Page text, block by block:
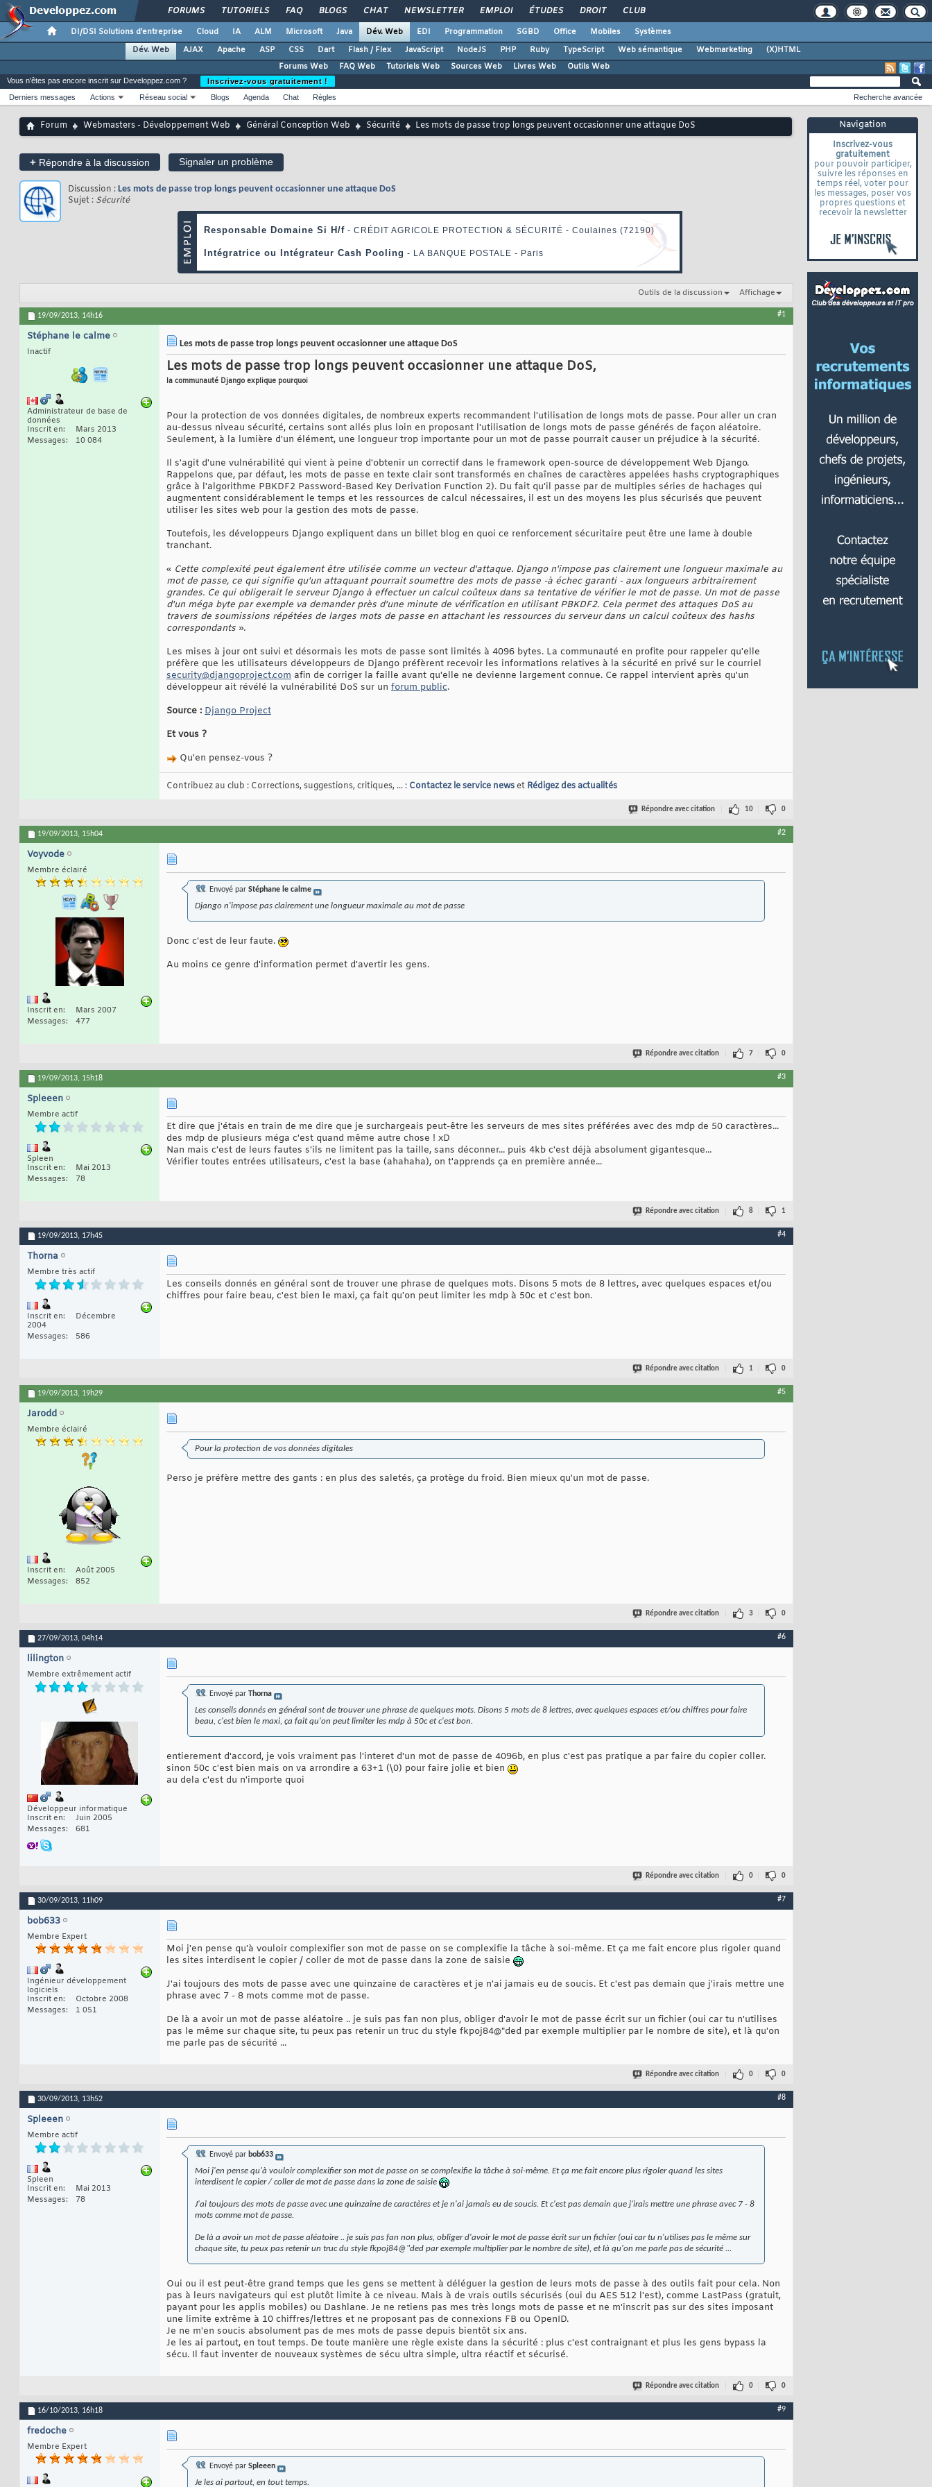
FORUMS TUTORIELS FAQ BLOGS CHAT NEWSLETTER EMPLOI ÉTUDES DROIT CLUB
DI/DSI Solutions d'entreprise Cloud IA ALM Microsoft Java Dév. Web EDI Programmation SGBD Office Mobiles
Systèmes
Dév. Web
AJAX Apache ASP CSS Dart Flash / Flex JavaScript NodeJS PHP Ruby TypeScript Web sémantique Webmarketing
(X)HTML
Forums Web
FAQ Web Tutoriels Web Sources Web Livres Web Outils Web
Navigation
Inscrivez-vous
gratuitement
pour pouvoir participer,
suivre les réponses en
temps réel, voter pour
les messages, poser vos
propres questions et
recevoir la newsletter
Vous n'êtes pas encore inscrit sur Developpez.com ?
Inscrivez-vous gratuitement !
Derniers messages
Actions Réseau social Blogs Agenda Chat Règles Recherche avancée
Forum Webmasters - Développement Web Général Conception Web Sécurité Les mots de passe trop longs peuvent occasionner une attaque DoS
+ Répondre à la discussion Signaler un problème
Discussion : Les mots de passe trop longs peuvent occasionner une attaque DoS
Sujet : Sécurité
Outils de la discussion Affichage
19/09/2013, 14h16 #1
Stéphane le calme
Inactif
Administrateur de base de
données
Inscrit en
Mars 2013
Messages
10 084
Les mots de passe trop longs peuvent occasionner une attaque DoS
Les mots de passe trop longs peuvent occasionner une attaque DoS,
la communauté Django explique pourquoi
Pour la protection de vos données digitales, de nombreux experts recommandent l'utilisation de longs mots de passe. Pour aller un cran
au-dessus niveau sécurité, certains sont allés plus loin en proposant l'utilisation de longs mots de passe générés de façon aléatoire.
Seulement, à la lumière d'un élément, une longueur trop importante pour un mot de passe pourrait causer un préjudice à la sécurité.
Il s'agit d'une vulnérabilité qui vient à peine d'obtenir un correctif dans le framework open-source de développement Web Django.
Rappelons que, par défaut, les mots de passe en texte clair sont transformés en chaînes de caractères appelées hashs cryptographiques
grâce à l'algorithme PBKDF2 Password-Based Key Derivation Function 2). Du fait qu'il passe par de multiples séries de hachages qui
augmentent considérablement le temps et les ressources de calcul nécessaires, il est un des moyens les plus sécurisés que peuvent
utiliser les sites web pour la gestion des mots de passe.
Toutefois, les développeurs Django expliquent dans un billet blog en quoi ce renforcement sécuritaire peut être une lame à double
tranchant.
« Cette complexité peut également être utilisée comme un vecteur d'attaque. Django n'impose pas clairement une longueur maximale au
mot de passe, ce qui signifie qu'un attaquant pourrait soumettre des mots de passe -à échec garanti - aux longueurs arbitrairement
grandes. Ce qui obligerait le serveur Django à effectuer un calcul coûteux dans sa tentative de vérifier le mot de passe. Un mot de passe
d'un méga byte par exemple va demander près d'une minute de vérification en utilisant PBKDF2. Cela permet des attaques DoS au
travers de soumissions répétées de larges mots de passe en attachant les ressources du serveur dans un calcul coûteux des hashs
correspondants ».
Les mises à jour ont suivi et désormais les mots de passe sont limités à 4096 bytes. La communauté en profite pour rappeler qu'elle
préfère que les utilisateurs développeurs de Django préfèrent recevoir les informations relatives à la sécurité en privé sur le courriel
security@djangoproject.com afin de corriger la faille avant qu'elle ne devienne largement connue. Ce rappel intervient après qu'un
développeur ait révélé la vulnérabilité DoS sur un forum public.
Source : Django Project
Et vous ?
Qu'en pensez-vous ?
Contribuez au club : Corrections, suggestions, critiques, ... : Contactez le service newset Rédigez des actualités
Répondre avec citation 10 0
19/09/2013, 15h04 #2
Voyvode
Membre éclairé
Inscrit en
Mars 2007
Messages
477
Envoyé par Stéphane le calme
Django n'impose pas clairement une longueur maximale au mot de passe
Donc c'est de leur faute.
Au moins ce genre d'information permet d'avertir les gens.
Répondre avec citation 7 0
19/09/2013, 15h18 #3
Spleeen
Membre actif
Spleen
Inscrit en
Mai 2013
Messages
78
Et dire que j'étais en train de me dire que je surchargeais peut-être les serveurs de mes sites préférées avec des mdp de 50 caractères...
des mdp de plusieurs méga c'est quand même autre chose ! xD
Nan mais c'est de leurs fautes s'ils ne limitent pas la taille, sans déconner... puis 4kb c'est déjà absolument gigantesque...
Vérifier toutes entrées utilisateurs, c'est la base (ahahaha), on t'apprends ça en première année...
Répondre avec citation 8 1
19/09/2013, 17h45 #4
Thorna
Membre très actif
Inscrit en
Décembre
2004
Messages
586
Les conseils donnés en général sont de trouver une phrase de quelques mots. Disons 5 mots de 8 lettres, avec quelques espaces et/ou
chiffres pour faire beau, c'est bien le maxi, ça fait qu'on peut limiter les mdp à 50c et c'est bon.
Répondre avec citation 1 0
19/09/2013, 19h29 #5
Jarodd
Membre éclairé
Inscrit en
Août 2005
Messages
852
Pour la protection de vos données digitales
Perso je préfère mettre des gants : en plus des saletés, ça protège du froid. Bien mieux qu'un mot de passe.
Répondre avec citation 3 0
27/09/2013, 04h14 #6
lilington
Membre extrêmement actif
Développeur informatique
Inscrit en
Juin 2005
Messages
681
Envoyé par Thorna
Les conseils donnés en général sont de trouver une phrase de quelques mots. Disons 5 mots de 8 lettres, avec quelques espaces et/ou chiffres pour faire
beau, c'est bien le maxi, ça fait qu'on peut limiter les mdp à 50c et c'est bon.
entierement d'accord, je vois vraiment pas l'interet d'un mot de passe de 4096b, en plus c'est pas pratique a par faire du copier coller.
sinon 50c c'est bien mais on va arrondire a 63+1 (\0) pour faire jolie et bien
au dela c'est du n'importe quoi
Répondre avec citation 0 0
30/09/2013, 11h09 #7
bob633
Membre Expert
Ingénieur développement
logiciels
Inscrit en
Octobre 2008
Messages
1 051
Moi j'en pense qu'à vouloir complexifier son mot de passe on se complexifie la tâche à soi-même. Et ça me fait encore plus rigoler quand
les sites interdisent le copier / coller de mot de passe dans la zone de saisie
J'ai toujours des mots de passe avec une quinzaine de caractères et je n'ai jamais eu de soucis. Et c'est pas demain que j'irais mettre une
phrase avec 7 - 8 mots comme mot de passe.
De là a avoir un mot de passe aléatoire .. je suis pas fan non plus, obliger d'avoir le mot de passe écrit sur un fichier (oui car tu n'utilises
pas le même sur chaque site, tu peux pas retenir un truc du style fkpoj84@"ded par exemple multiplier par le nombre de site), et là qu'on
me parle pas de sécurité ...
Répondre avec citation 0 0
30/09/2013, 13h52 #8
Spleeen
Membre actif
Spleen
Inscrit en
Mai 2013
Messages
78
Envoyé par bob633
Moi j'en pense qu'à vouloir complexifier son mot de passe on se complexifie la tâche à soi-même. Et ça me fait encore plus rigoler quand les sites
interdisent le copier / coller de mot de passe dans la zone de saisie
J'ai toujours des mots de passe avec une quinzaine de caractères et je n'ai jamais eu de soucis. Et c'est pas demain que j'irais mettre une phrase avec 7 - 8
mots comme mot de passe.
De là a avoir un mot de passe aléatoire .. je suis pas fan non plus, obliger d'avoir le mot de passe écrit sur un fichier (oui car tu n'utilises pas le même sur
chaque site, tu peux pas retenir un truc du style fkpoj84@"ded par exemple multiplier par le nombre de site), et là qu'on me parle pas de sécurité ...
Oui ou il est peut-être grand temps que les gens se mettent à déléguer la gestion de leurs mots de passe à des outils fait pour cela. Non
pas à leurs navigateurs qui est plutôt limite à ce niveau. Mais à de vrais outils sécurisés (oui du AES 512 l'est), comme LastPass (gratuit,
payant pour les applis mobiles) ou Dashlane. Je ne retiens pas mes très longs mots de passe et ne m'inscrit pas sur des sites imposant
une limite extrême à 10 chiffres/lettres et ne proposant pas de connexions FB ou OpenID.
Je ne m'en soucis absolument pas de mes mots de passe depuis bientôt six ans.
Je les ai partout, en tout temps. De toute manière une règle existe dans la sécurité : plus c'est contraignant et plus les gens bypass la
sécu. Il faut inventer de nouveaux systèmes de sécu ultra simple, ultra réactif et sécurisé.
Répondre avec citation 0 0
16/10/2013, 16h18 #9
fredoche
Membre Expert
Envoyé par Spleeen
Je les ai partout, en tout temps.